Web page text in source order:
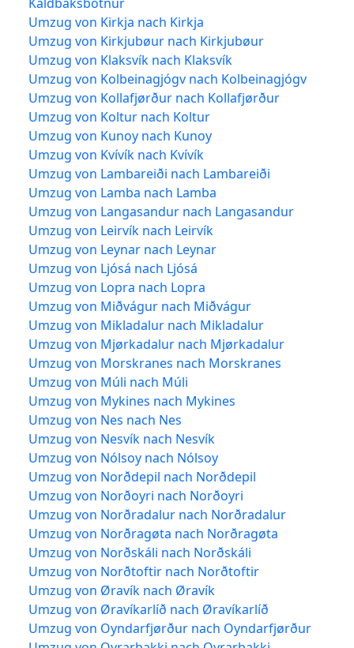
Umzug von Kirkja nach Kirkja
Umzug von Kirkjubøur nach Kirkjubøur
Umzug von Klaksvík nach Klaksvík
Umzug von Kolbeinagjógv nach Kolbeinagjógv
Umzug von Kollafjørður nach Kollafjørður
Umzug von Koltur nach Koltur
Umzug von Kunoy nach Kunoy
Umzug von Kvívík nach Kvívík
Umzug von Lambareiði nach Lambareiði
Umzug von Lamba nach Lamba
Umzug von Langasandur nach Langasandur
Umzug von Leirvík nach Leirvík
Umzug von Leynar nach Leynar
Umzug von Ljósá nach Ljósá
Umzug von Lopra nach Lopra
Umzug von Miðvágur nach Miðvágur
Umzug von Mikladalur nach Mikladalur
Umzug von Mjørkadalur nach Mjørkadalur
Umzug von Morskranes nach Morskranes
Umzug von Múli nach Múli
Umzug von Mykines nach Mykines
Umzug von Nes nach Nes
Umzug von Nesvík nach Nesvík
Umzug von Nólsoy nach Nólsoy
Umzug von Norðdepil nach Norðdepil
Umzug von Norðoyri nach Norðoyri
Umzug von Norðradalur nach Norðradalur
Umzug von Norðragøta nach Norðragøta
Umzug von Norðskáli nach Norðskáli
Umzug von Norðtoftir nach Norðtoftir
Umzug von Øravík nach Øravík
Umzug von Øravíkarlíð nach Øravíkarlíð
Umzug von Oyndarfjørður nach Oyndarfjørður